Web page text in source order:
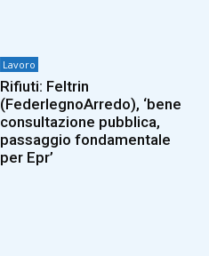
Lavoro
Rifiuti: Feltrin
(FederlegnoArredo), ‘bene
consultazione pubblica,
passaggio fondamentale
per Epr’